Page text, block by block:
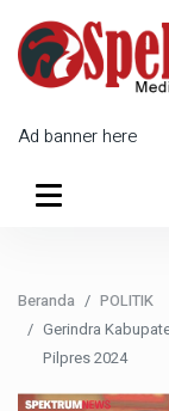
Ad banner here
Beranda
POLITIK
Gerindra
Pilpres 2024